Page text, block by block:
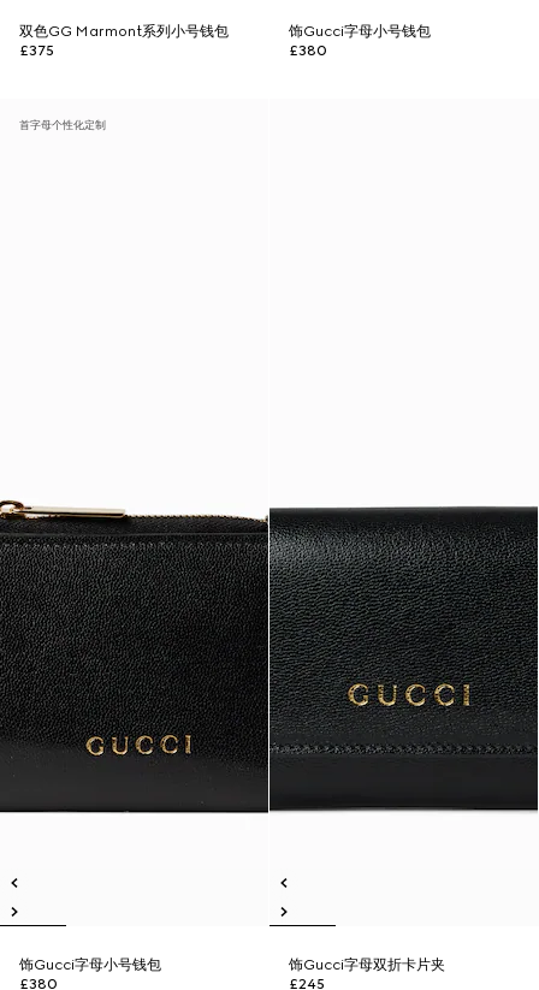
双色GG Marmont系列小号钱包
£375
饰Gucci字母小号钱包
£380
首字母个性化定制
饰Gucci字母小号钱包
£380
饰Gucci字母双折卡片夹
£245